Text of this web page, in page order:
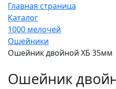
Главная страница
Каталог
1000 мелочей
Ошейники
Ошейник двойной ХБ 35мм
Ошейник